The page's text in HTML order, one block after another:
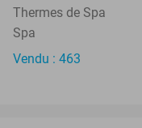
Thermes de Spa
Spa
Vendu : 463